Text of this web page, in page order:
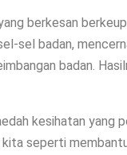
berkesan
sel badan,
badan.
kesihatan yang
seperti